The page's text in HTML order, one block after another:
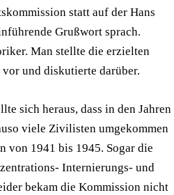
statt auf der Hans
Grußwort sprach.
Man stellte die erzielten
und diskutierte darüber.
sich heraus, dass in den Jahren
viele Zivilisten umgekommen
von 1941 bis 1945. Sogar die
Internierungs- und
bekam die Kommission nicht